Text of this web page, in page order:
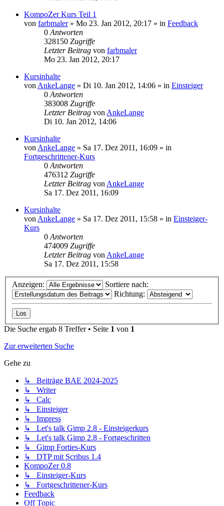
KompoZer Kurs Teil 1
von farbmaler» Mo 23. Jan 2012, 20:17 » in Feedback
0 Antworten
328150 Zugriffe
Letzter Beitrag von farbmaler
Mo 23. Jan 2012, 20:17
Kursinhalte
von AnkeLange » Di 10. Jan 2012, 14:06 » in Einsteiger
0 Antworten
383008 Zugriffe
Letzter Beitrag von AnkeLange
Di 10. Jan 2012, 14:06
Kursinhalte
von AnkeLange » Sa 17. Dez 2011, 16:09 » in
Fortgeschrittener-Kurs
0 Antworten
476312 Zugriffe
Letzter Beitrag von AnkeLange
Sa 17. Dez 2011, 16:09
Kursinhalte
von AnkeLange » Sa 17. Dez 2011, 15:58 » in Einsteiger-
Kurs
0 Antworten
474009 Zugriffe
Letzter Beitrag von AnkeLange
Sa 17. Dez 2011, 15:58
Anzeigen:
Sortiere nach:
Richtung:
Die Suche ergab 8 Treffer • Seite 1 von 1
Zur erweiterten Suche
Gehe zu
↳ Beiträge BAE 2024-2025
↳ Writer
↳ Calc
↳ Einsteiger
↳ Impress
↳ Let's talk Gimp 2.8 - Einsteigerkurs
↳ Let's talk Gimp 2.8 - Fortgeschritten
↳ Gimp Forties-Kurs
↳ DTP mit Scribus 1.4
KompoZer 0.8
↳ Einsteiger-Kurs
↳ Fortgeschrittener-Kurs
Feedback
Off Topic